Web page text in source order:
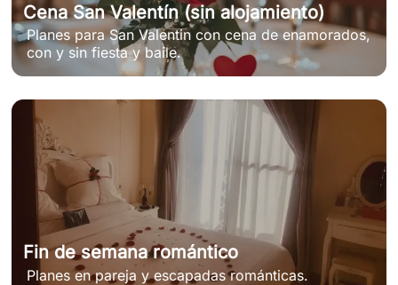
Cena San Valentín (sin alojamiento)
Planes para San Valentin con cena de enamorados,
con y sin fiesta y baile.
Fin de semana romántico
Planes en pareja y escapadas románticas.